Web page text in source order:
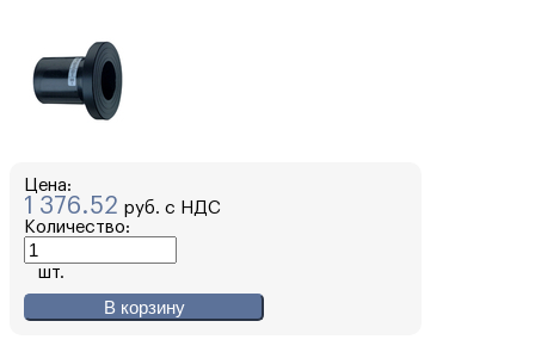
Цена:
1 376.52 руб. с НДС
Количество:
шт.
В корзину